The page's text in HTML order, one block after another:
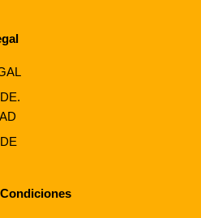
Condiciones